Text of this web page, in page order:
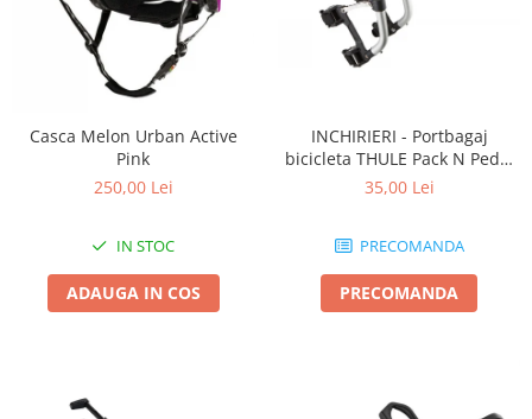
Casca Melon Urban Active
Pink
250,00 Lei
IN STOC
ADAUGA IN COS
INCHIRIERI - Portbagaj
bicicleta THULE Pack N Pedal
tour rack
35,00 Lei
PRECOMANDA
PRECOMANDA